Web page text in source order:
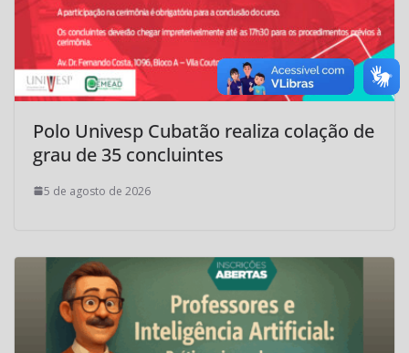
Polo Univesp Cubatão realiza colação de
grau de 35 concluintes
5 de agosto de 2026